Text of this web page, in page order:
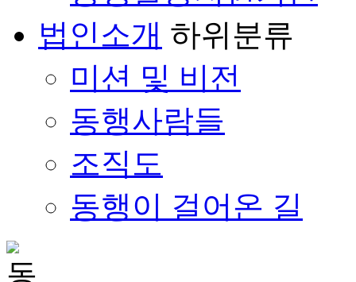
법인소개 하위분류
미션 및 비전
동행사람들
조직도
동행이 걸어온 길